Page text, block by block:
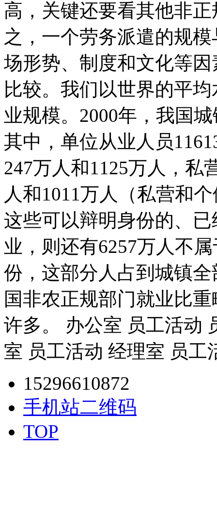
高，关键还要看其他非
之，一个劳务派遣的规
场形势、制度和文化等
比较。我们以世界的平
业规模。2000年，我国
其中，单位从业人员
247万人和1125万人，私
人和1011万人（私营和
这些可以辩明身份的、
业，则还有6257万人不
份，这部分人占到城镇
国非农正规部门就业比
许多。 办公室 员工活动
室 员工活动 经理室 员工
15296610872
手机站二维码
TOP